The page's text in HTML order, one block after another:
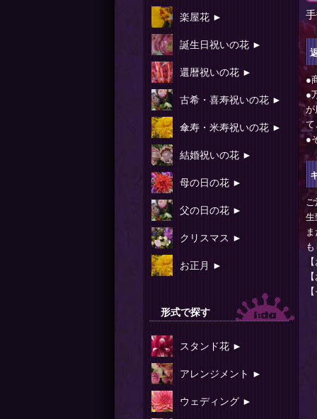
楽屋花 ►
誕生日祝いの花 ►
還暦祝いの花 ►
古希・喜寿祝いの花 ►
傘寿・米寿祝いの花 ►
結婚祝いの花 ►
母の日の花 ►
父の日の花 ►
クリスマス ►
お正月 ►
形式で探す
スタンド花 ►
アレンジメント ►
ウェディング ►
●
●
が
て
●
生